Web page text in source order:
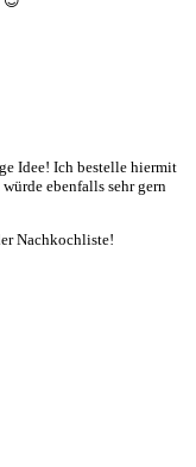
Idee! Ich bestelle hiermit
ebenfalls sehr gern
Nachkochliste!